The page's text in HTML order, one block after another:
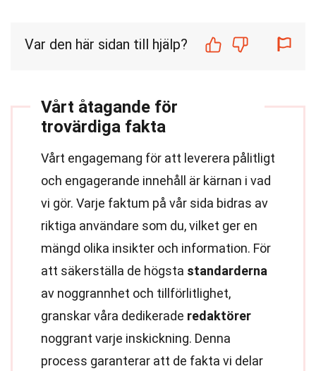
Var den här sidan till hjälp?
Vårt åtagande för
trovärdiga fakta
Vårt engagemang för att leverera pålitligt
och engagerande innehåll är kärnan i vad
vi gör. Varje faktum på vår sida bidras av
riktiga användare som du, vilket ger en
mängd olika insikter och information. För
att säkerställa de högsta standarderna
av noggrannhet och tillförlitlighet,
granskar våra dedikerade redaktörer
noggrant varje inskickning. Denna
process garanterar att de fakta vi delar